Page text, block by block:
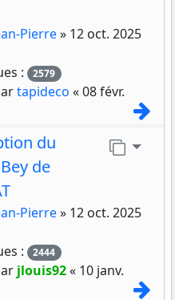
Pierre» 12 oct. 2025
: 2579
tapideco «08 févr.
Aller
du
de
Pierre» 12 oct. 2025
: 2444
jlouis92« 10 janv.